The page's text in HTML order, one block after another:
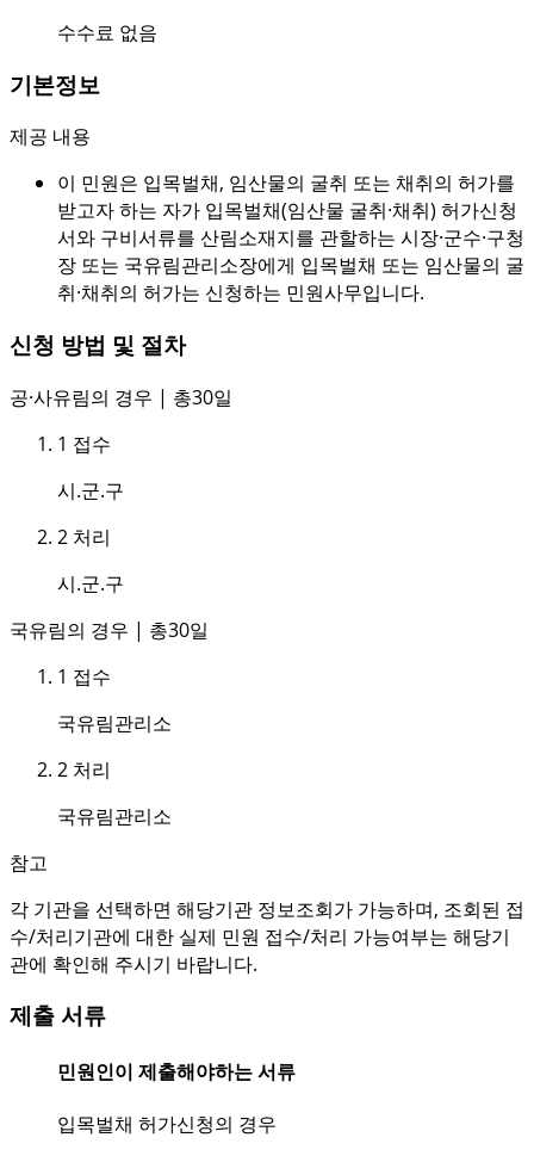
수수료 없음
기본정보
제공 내용
이 민원은 입목벌채, 임산물의 굴취 또는 채취의 허가를
받고자 하는 자가 입목벌채(임산물 굴취·채취) 허가신청
서와 구비서류를 산림소재지를 관할하는 시장·군수·구청
장 또는 국유림관리소장에게 입목벌채 또는 임산물의 굴
취·채취의 허가는 신청하는 민원사무입니다.
신청 방법 및 절차
공·사유림의 경우 | 총30일
1 접수
시.군.구
2 처리
시.군.구
국유림의 경우 | 총30일
1 접수
국유림관리소
2 처리
국유림관리소
참고
각 기관을 선택하면 해당기관 정보조회가 가능하며, 조회된 접
수/처리기관에 대한 실제 민원 접수/처리 가능여부는 해당기
관에 확인해 주시기 바랍니다.
제출 서류
민원인이 제출해야하는 서류
입목벌채 허가신청의 경우